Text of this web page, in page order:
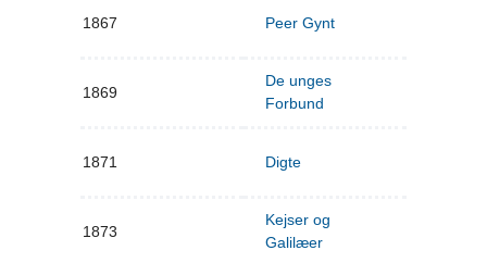
1867 Peer Gynt
1869
De unges
Forbund
1871 Digte
1873
Kejser og
Galilæer